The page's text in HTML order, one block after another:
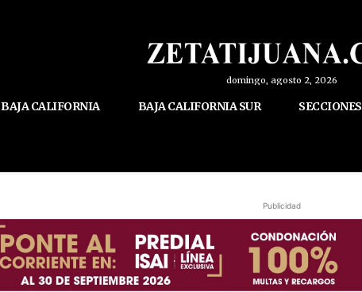
domingo, agosto 2, 2026
BAJA CALIFORNIA BAJA CALIFORNIA SUR SECCIONES
Publicidad